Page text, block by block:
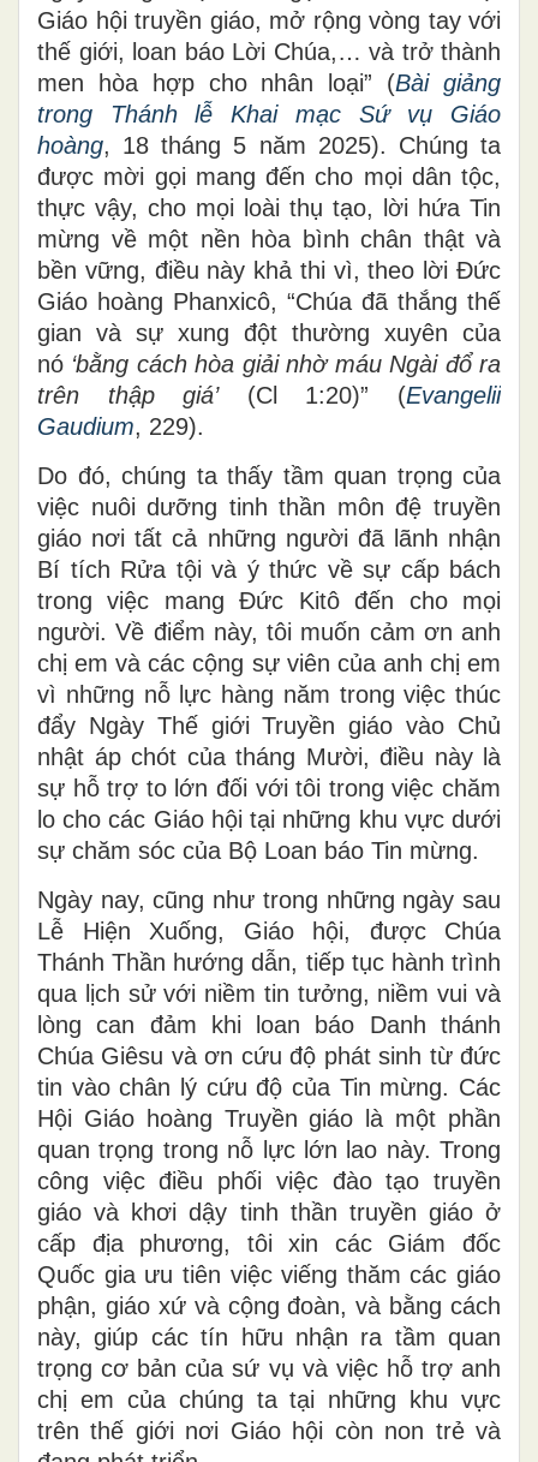
Giáo hội truyền giáo, mở rộng vòng tay với
thế giới, loan báo Lời Chúa,… và trở thành
men hòa hợp cho nhân loại” (Bài giảng
trong Thánh lễ Khai mạc Sứ vụ Giáo
hoàng, 18 tháng 5 năm 2025). Chúng ta
được mời gọi mang đến cho mọi dân tộc,
thực vậy, cho mọi loài thụ tạo, lời hứa Tin
mừng về một nền hòa bình chân thật và
bền vững, điều này khả thi vì, theo lời Đức
Giáo hoàng Phanxicô, “Chúa đã thắng thế
gian và sự xung đột thường xuyên của
nó ‘bằng cách hòa giải nhờ máu Ngài đổ ra
trên thập giá’(Cl 1:20)” (Evangelii
Gaudium, 229).
Do đó, chúng ta thấy tầm quan trọng của
việc nuôi dưỡng tinh thần môn đệ truyền
giáo nơi tất cả những người đã lãnh nhận
Bí tích Rửa tội và ý thức về sự cấp bách
trong việc mang Đức Kitô đến cho mọi
người. Về điểm này, tôi muốn cảm ơn anh
chị em và các cộng sự viên của anh chị em
vì những nỗ lực hàng năm trong việc thúc
đẩy Ngày Thế giới Truyền giáo vào Chủ
nhật áp chót của tháng Mười, điều này là
sự hỗ trợ to lớn đối với tôi trong việc chăm
lo cho các Giáo hội tại những khu vực dưới
sự chăm sóc của Bộ Loan báo Tin mừng.
Ngày nay, cũng như trong những ngày sau
Lễ Hiện Xuống, Giáo hội, được Chúa
Thánh Thần hướng dẫn, tiếp tục hành trình
qua lịch sử với niềm tin tưởng, niềm vui và
lòng can đảm khi loan báo Danh thánh
Chúa Giêsu và ơn cứu độ phát sinh từ đức
tin vào chân lý cứu độ của Tin mừng. Các
Hội Giáo hoàng Truyền giáo là một phần
quan trọng trong nỗ lực lớn lao này. Trong
công việc điều phối việc đào tạo truyền
giáo và khơi dậy tinh thần truyền giáo ở
cấp địa phương, tôi xin các Giám đốc
Quốc gia ưu tiên việc viếng thăm các giáo
phận, giáo xứ và cộng đoàn, và bằng cách
này, giúp các tín hữu nhận ra tầm quan
trọng cơ bản của sứ vụ và việc hỗ trợ anh
chị em của chúng ta tại những khu vực
trên thế giới nơi Giáo hội còn non trẻ và